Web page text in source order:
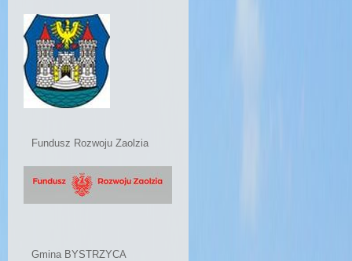
Fundusz Rozwoju Zaolzia
Gmina BYSTRZYCA